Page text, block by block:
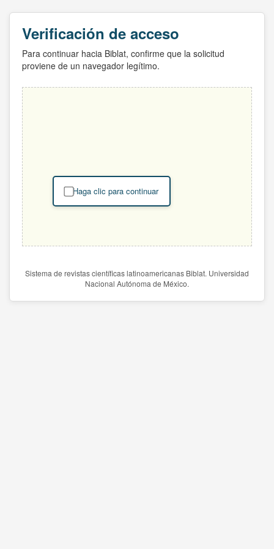
Verificación de acceso
Para continuar hacia Biblat, confirme que la solicitud
proviene de un navegador legítimo.
Haga clic para continuar
Sistema de revistas científicas latinoamericanas Biblat. Universidad
Nacional Autónoma de México.